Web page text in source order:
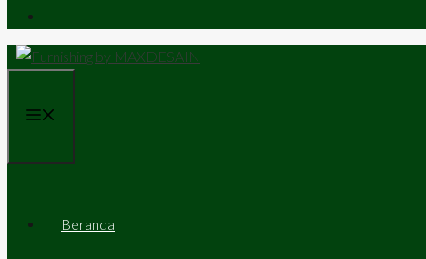
Beranda